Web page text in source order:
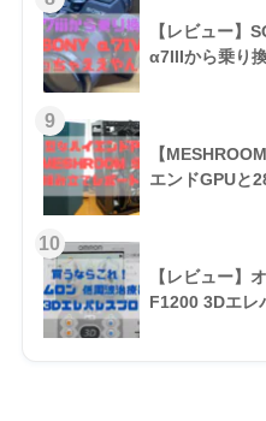
【レビュー】
α7IIIから乗り
【
エンドGPUと
【レビュー】
F1200 3Dエレ